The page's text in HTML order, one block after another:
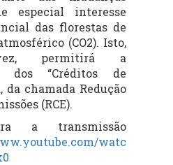
especial interesse
das florestas de
(CO2). Isto,
permitirá a
dos “Créditos de
da chamada Redução
(RCE).
a transmissão
watc